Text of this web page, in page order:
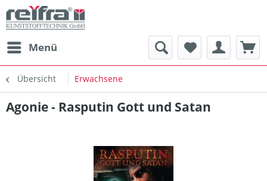
Menü
Übersicht Erwachsene
Agonie - Rasputin Gott und Satan